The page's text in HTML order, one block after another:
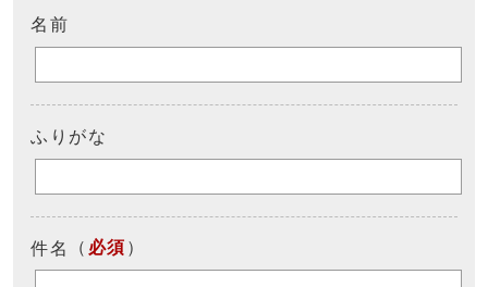
名前
ふりがな
件名 （ 必須 ）